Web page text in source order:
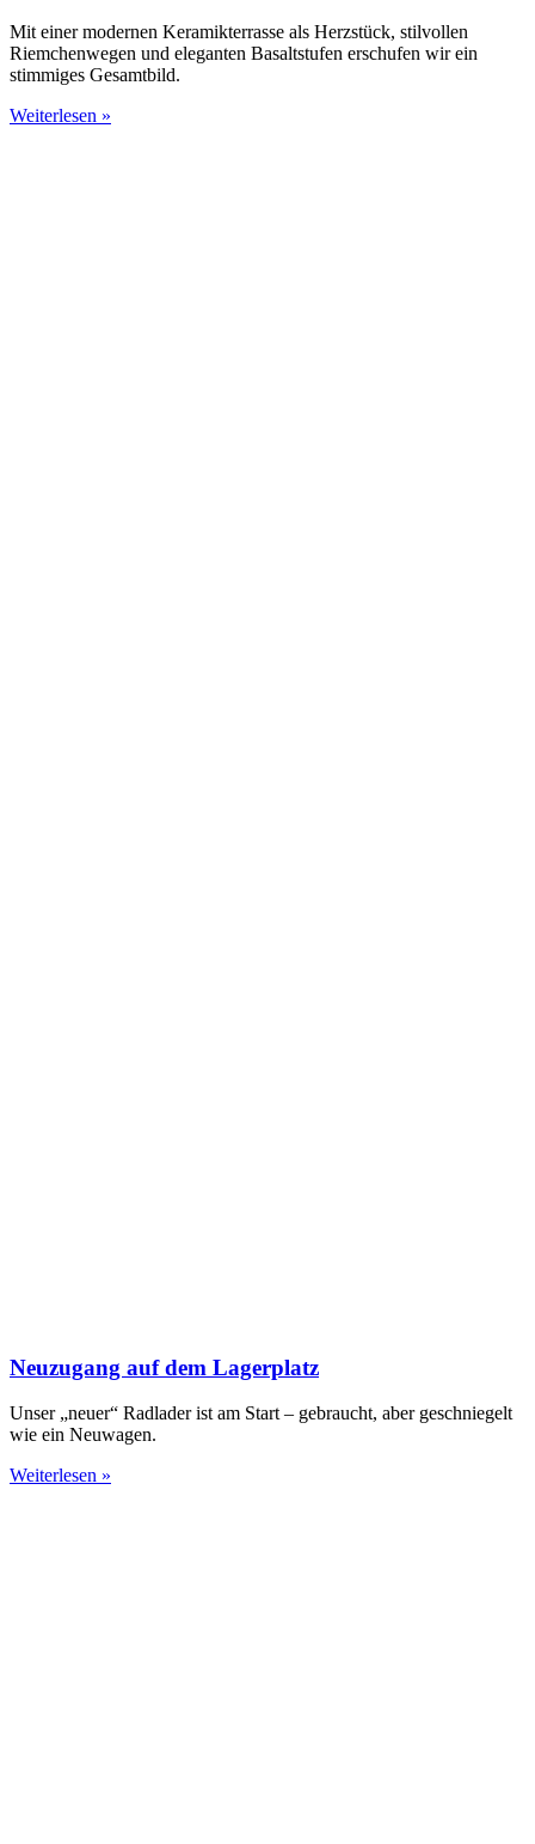
Mit einer modernen Keramikterrasse als Herzstück, stilvollen
Riemchenwegen und eleganten Basaltstufen erschufen wir ein
stimmiges Gesamtbild.
Weiterlesen »
Neuzugang auf dem Lagerplatz
Unser „neuer“ Radlader ist am Start – gebraucht, aber geschniegelt
wie ein Neuwagen.
Weiterlesen »